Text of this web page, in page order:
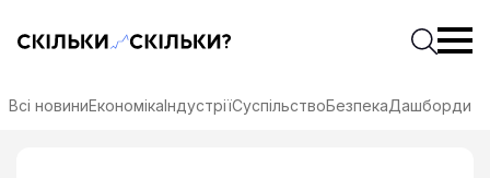
Скільки-скільки? — Медіа про суспільні даніПочати
Всі новиниЕкономікаІндустріїСуспільствоБезпекаДашборди